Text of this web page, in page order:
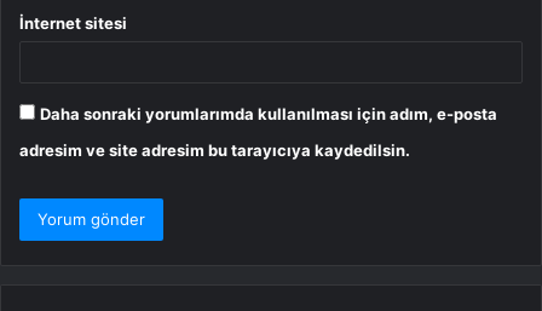
İnternet sitesi
Daha sonraki yorumlarımda kullanılması için adım, e-posta
adresim ve site adresim bu tarayıcıya kaydedilsin.